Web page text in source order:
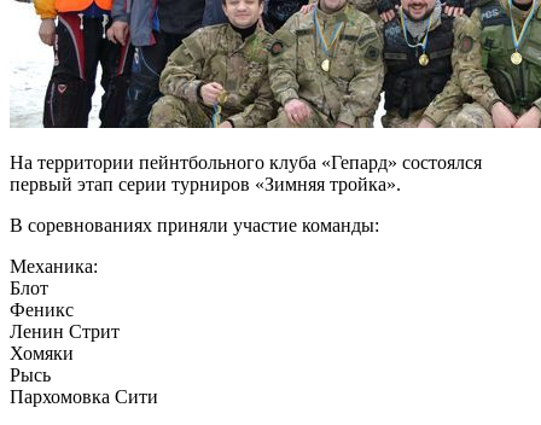
На территории пейнтбольного клуба «Гепард» состоялся
первый этап серии турниров «Зимняя тройка».
В соревнованиях приняли участие команды:
Механика:
Блот
Феникс
Ленин Стрит
Хомяки
Рысь
Пархомовка Сити